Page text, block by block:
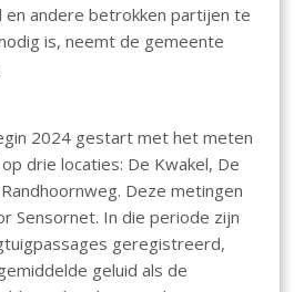
en andere betrokken partijen te
is, neemt de gemeente
2024 gestart met het meten
drie locaties: De Kwakel, De
Deze metingen
Sensornet. In die periode zijn
geregistreerd,
geluid als de